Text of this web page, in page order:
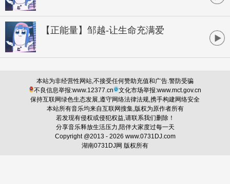
【正能量】邹越-让生命充满爱
本站为非经营性网站,不接受任何赞助充值和广告.警防受骗
不良信息举报:www.12377.cn
文化市场举报:www.mct.gov.cn
保持互联网绿色生态发展,遵守网络法律法规,携手构建网络安全
本站所有音乐均来自互联网搜集,版权为原作者所有
若发现有侵权或侵犯权益,请联系我们删除！
分享音乐释放生活压力,陪伴大家度过每一天
Copyright @2013 - 2026 www.0731DJ.com
湖南0731DJ网 版权所有